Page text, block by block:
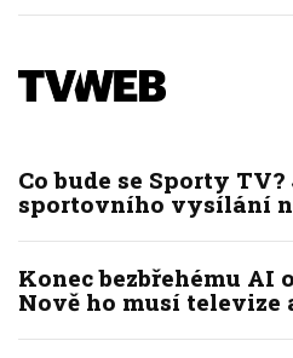
Co bude se Sporty
sportovního vysílání
Konec bezbřehému AI
Nově ho musí televize